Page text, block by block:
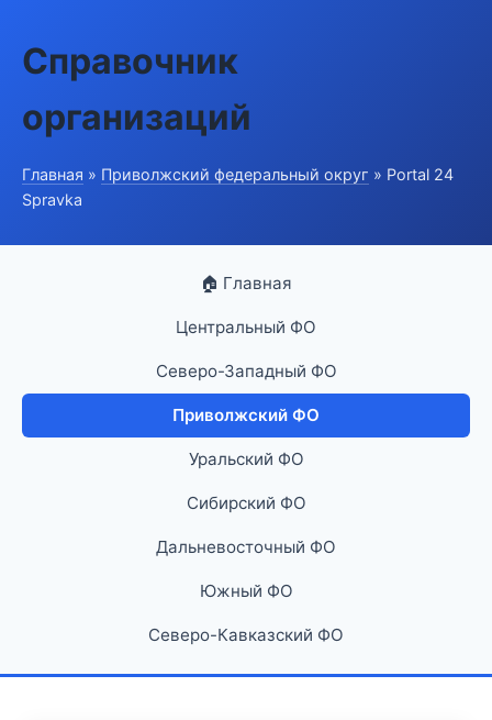
Справочник
организаций
Главная » Приволжский федеральный округ » Portal 24
Spravka
🏠 Главная
Центральный ФО
Северо-Западный ФО
Приволжский ФО
Уральский ФО
Сибирский ФО
Дальневосточный ФО
Южный ФО
Северо-Кавказский ФО